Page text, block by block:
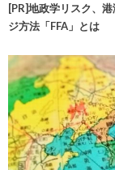
[PR]地政学リスク、
ジ方法「FFA」とは